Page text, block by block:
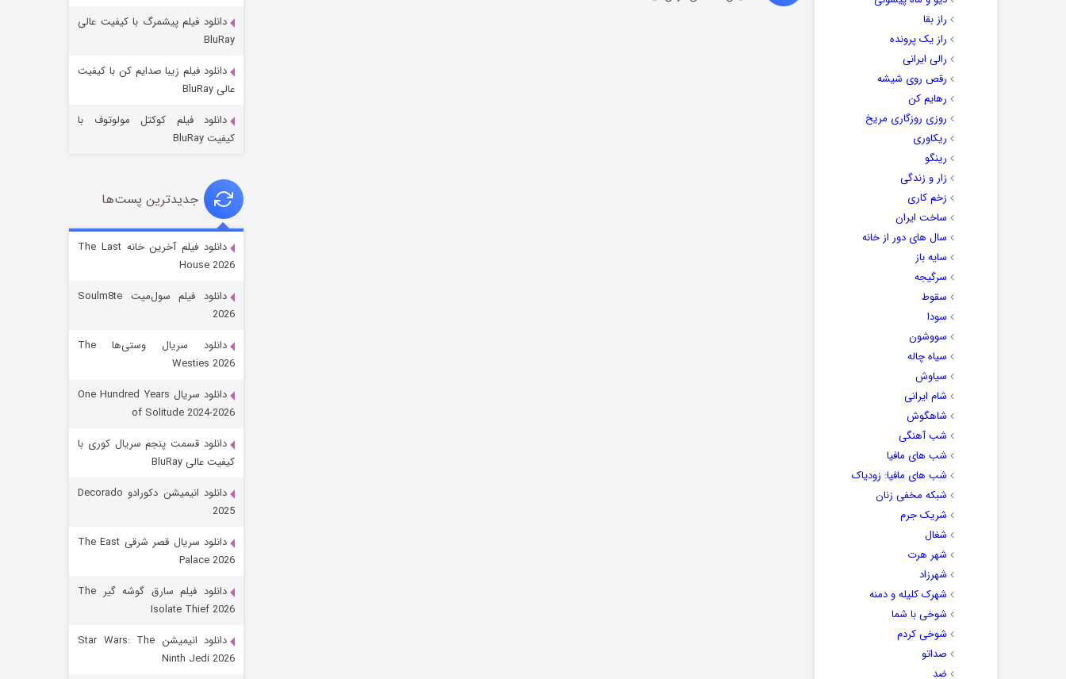
راز بقا
راز یک پرونده
رالی ایرانی
رقص روی شیشه
رهایم کن
روزی روزگاری مریخ
ریکاوری
رینگو
زار و زندگی
زخم کاری
ساخت ایران
سال های دور از خانه
سایه باز
سرگیجه
سقوط
سودا
سووشون
سیاه چاله
سیاوش
شام ایرانی
شاهگوش
شب آهنگی
شب های مافیا
شب های مافیا: زودیاک
شبکه مخفی زنان
شریک جرم
شغال
شهر هرت
شهرزاد
شهرک کلیله و دمنه
شوخی با شما
شوخی کردم
صداتو
ضد
جادوگری در مغولستان
قسمت
رویایی برای تو
قسمت
دانلود فیلم پیشمرگ با کیفیت عالی
BluRay
دانلود فیلم زیبا صدایم کن با کیفیت
عالی BluRay
دانلود فیلم کوکتل مولوتوف با
کیفیت BluRay
جدیدترین پست‌ها
دانلود فیلم آخرین خانه The Last
House 2026
دانلود فیلم سول‌میت Soulm8te
2026
دانلود سریال وستی‌ها The
Westies 2026
دانلود سریال One Hundred Years
of Solitude 2024-2026
دانلود قسمت پنجم سریال کوری با
کیفیت عالی BluRay
دانلود انیمیشن دکورادو Decorado
2025
دانلود سریال قصر شرقی The East
Palace 2026
دانلود فیلم سارق گوشه گیر The
Isolate Thief 2026
دانلود انیمیشن Star Wars: The
Ninth Jedi 2026